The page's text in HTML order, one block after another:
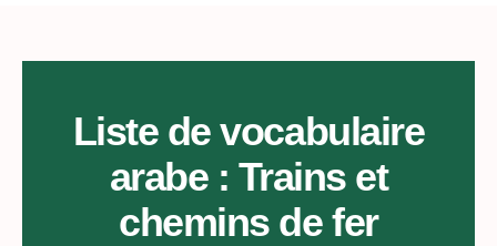
Trains
et
chemins
de
fer
Liste de vocabulaire
arabe : Trains et
chemins de fer